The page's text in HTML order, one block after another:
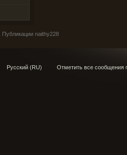
Публикации naithy228
Русский (RU) Отметить все сообщения